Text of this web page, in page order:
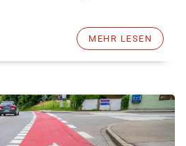
MEHR LESEN